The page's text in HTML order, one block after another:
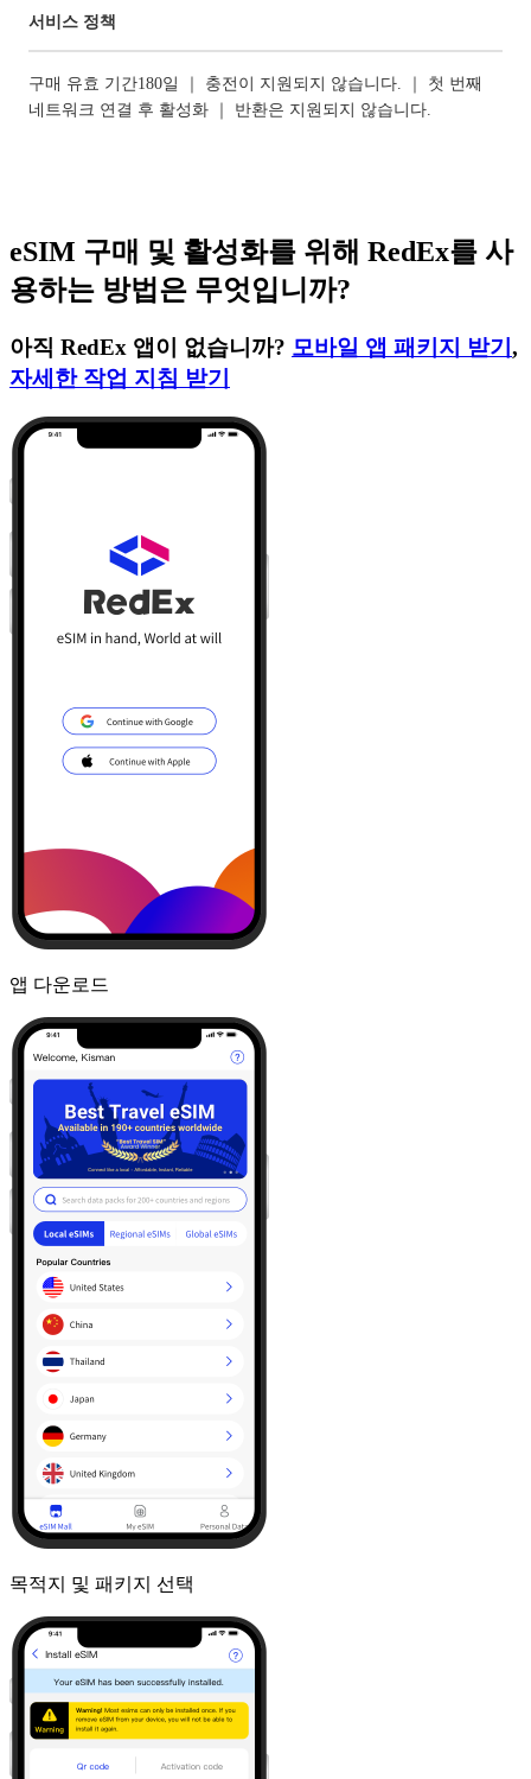
서비스 정책
구매 유효 기간180일 ｜ 충전이 지원되지 않습니다. ｜ 첫 번째
네트워크 연결 후 활성화 ｜ 반환은 지원되지 않습니다.
eSIM 구매 및 활성화를 위해 RedEx를 사
용하는 방법은 무엇입니까?
아직 RedEx 앱이 없습니까? 모바일 앱 패키지 받기 ,
자세한 작업 지침 받기
앱 다운로드
목적지 및 패키지 선택